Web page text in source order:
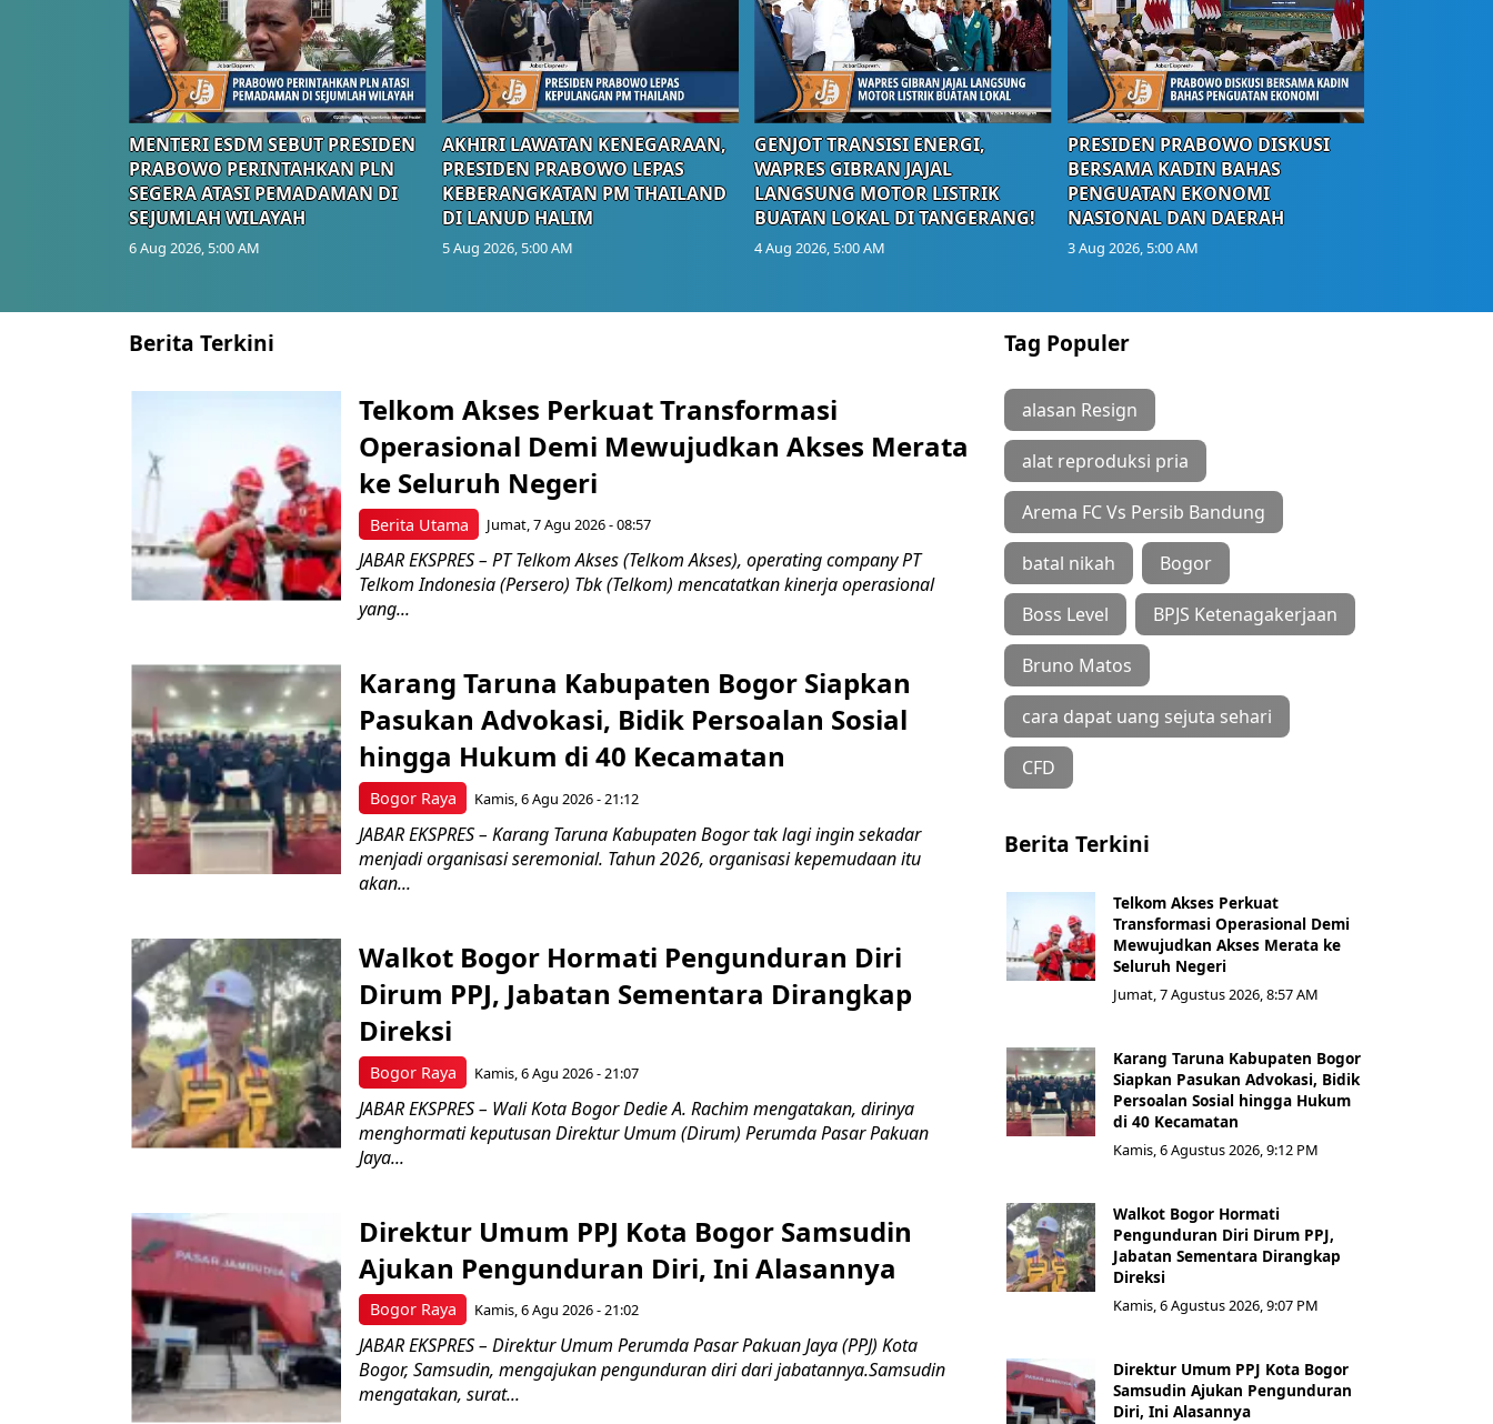
MENTERI ESDM SEBUT PRESIDEN
PRABOWO PERINTAHKAN PLN
SEGERA ATASI PEMADAMAN DI
SEJUMLAH WILAYAH
6 Aug 2026, 5:00 AM
AKHIRI LAWATAN KENEGARAAN,
PRESIDEN PRABOWO LEPAS
KEBERANGKATAN PM THAILAND
DI LANUD HALIM
5 Aug 2026, 5:00 AM
GENJOT TRANSISI ENERGI,
WAPRES GIBRAN JAJAL
LANGSUNG MOTOR LISTRIK
BUATAN LOKAL DI TANGERANG!
4 Aug 2026, 5:00 AM
PRESIDEN PRABOWO DISKUSI
BERSAMA KADIN BAHAS
PENGUATAN EKONOMI
NASIONAL DAN DAERAH
3 Aug 2026, 5:00 AM
Berita Terkini
Berita Utama
Telkom Akses Perkuat Transformasi
Operasional Demi Mewujudkan Akses Merata
ke Seluruh Negeri
Jumat, 7 Agu 2026 - 08:57
JABAR EKSPRES – PT Telkom Akses (Telkom Akses), operating company PT
Telkom Indonesia (Persero) Tbk (Telkom) mencatatkan kinerja operasional
yang...
Bogor Raya
Karang Taruna Kabupaten Bogor Siapkan
Pasukan Advokasi, Bidik Persoalan Sosial
hingga Hukum di 40 Kecamatan
Kamis, 6 Agu 2026 - 21:12
JABAR EKSPRES – Karang Taruna Kabupaten Bogor tak lagi ingin sekadar
menjadi organisasi seremonial. Tahun 2026, organisasi kepemudaan itu
akan...
Bogor Raya
Walkot Bogor Hormati Pengunduran Diri
Dirum PPJ, Jabatan Sementara Dirangkap
Direksi
Kamis, 6 Agu 2026 - 21:07
JABAR EKSPRES – Wali Kota Bogor Dedie A. Rachim mengatakan, dirinya
menghormati keputusan Direktur Umum (Dirum) Perumda Pasar Pakuan
Jaya...
Bogor Raya
Direktur Umum PPJ Kota Bogor Samsudin
Ajukan Pengunduran Diri, Ini Alasannya
Kamis, 6 Agu 2026 - 21:02
JABAR EKSPRES – Direktur Umum Perumda Pasar Pakuan Jaya (PPJ) Kota
Bogor, Samsudin, mengajukan pengunduran diri dari jabatannya.Samsudin
mengatakan, surat...
Tag Populer
alasan Resign
alat reproduksi pria
Arema FC Vs Persib Bandung
batal nikah Bogor
Boss Level BPJS Ketenagakerjaan
Bruno Matos
cara dapat uang sejuta sehari
CFD
Berita Terkini
Telkom Akses Perkuat
Transformasi Operasional Demi
Mewujudkan Akses Merata ke
Seluruh Negeri
Jumat, 7 Agustus 2026, 8:57 AM
Karang Taruna Kabupaten Bogor
Siapkan Pasukan Advokasi, Bidik
Persoalan Sosial hingga Hukum
di 40 Kecamatan
Kamis, 6 Agustus 2026, 9:12 PM
Walkot Bogor Hormati
Pengunduran Diri Dirum PPJ,
Jabatan Sementara Dirangkap
Direksi
Kamis, 6 Agustus 2026, 9:07 PM
Direktur Umum PPJ Kota Bogor
Samsudin Ajukan Pengunduran
Diri, Ini Alasannya